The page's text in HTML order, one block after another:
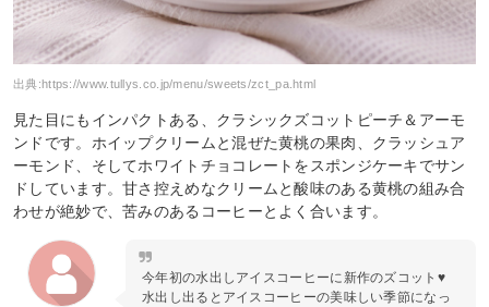
出典:https://www.tullys.co.jp/menu/sweets/zct_pa.html
見た目にもインパクトある、クラシックズコットピーチ＆アーモ
ンドです。ホイップクリームと混ぜた黄桃の果肉、クラッシュア
ーモンド、そしてホワイトチョコレートをスポンジケーキでサン
ドしています。甘さ控えめなクリームと酸味のある黄桃の組み合
わせが絶妙で、苦みのあるコーヒーとよく合います。
今年初の水出しアイスコーヒーに新作のズコット♥
水出し出るとアイスコーヒーの美味しい季節になっ